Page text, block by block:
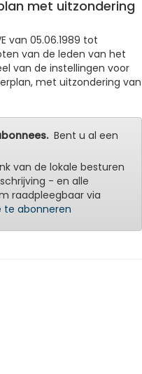
met uitzondering
van 05.06.1989 tot
van de leden van het
van de instellingen voor
met uitzondering van
Bent u al een
van de lokale besturen
- en alle
raadpleegbaar via
te abonneren